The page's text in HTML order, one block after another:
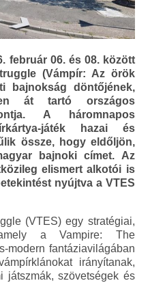
február 06. és 08. között
(Vámpír: Az örök
bajnokság döntőjének,
át tartó országos
A háromnapos
játék hazai és
össze, hogy eldőljön,
bajnoki címet. Az
elismert alkotói is
nyújtva a VTES
(VTES) egy stratégiai,
a Vampire: The
modern fantáziavilágában
irányítanak,
játszmák, szövetségek és